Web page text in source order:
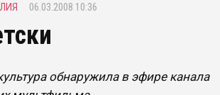
06.03.2008 10:36
обнаружила в эфире канала